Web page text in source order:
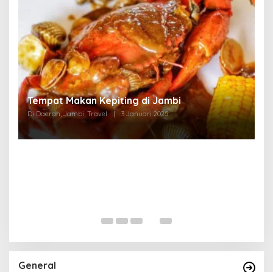
Tempat Makan di Thehok Jambi
Di Daerah, Jambi, Travel 3 Januari 2025
General